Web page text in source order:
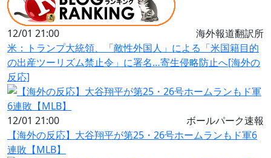
12/01 21:00
海外報道翻訳所
米：トランプ大統領、「敵性外国人」による「米国籍目的
の出産ツーリズム禁止令」に署名…寄生侵略防止へ[海外の
反応]
12/01 21:00
ボールパーク速報
【海外の反応】大谷翔平が第25・26号ホームランもド軍6
連敗【MLB】